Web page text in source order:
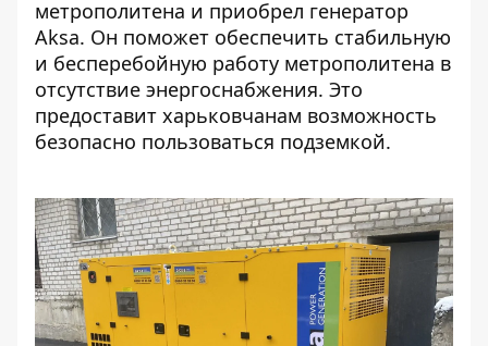
метрополитена и приобрел генератор
Aksa. Он поможет обеспечить стабильную
и бесперебойную работу метрополитена в
отсутствие энергоснабжения. Это
предоставит харьковчанам возможность
безопасно пользоваться подземкой.